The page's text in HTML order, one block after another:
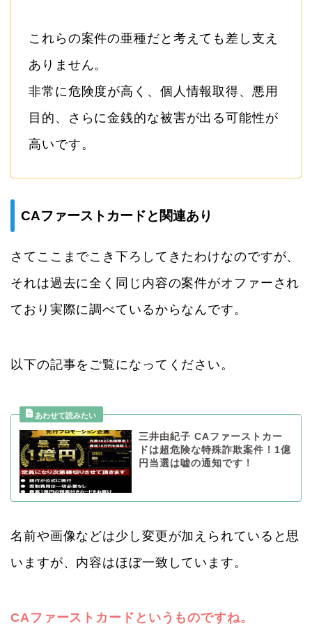
これらの案件の亜種だと考えても差し支え
ありません。
非常に危険度が高く、個人情報取得、悪用
目的、さらに金銭的な被害が出る可能性が
高いです。
CAファーストカードと関連あり
さてここまでこき下ろしてきたわけなのですが、
それは過去に全く同じ内容の案件がオファーされ
ており実際に調べているからなんです。
以下の記事をご覧になってください。
三井由紀子 CAファーストカー
ドは超危険な特殊詐欺案件！1億
円当選は嘘の通知です！
名前や画像などは少し変更が加えられていると思
いますが、内容はほぼ一致しています。
CAファーストカードというものですね。